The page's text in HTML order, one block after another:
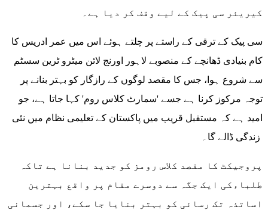
کیریئر سی پیک کے لیے وقف کر دیا ہے۔
کام بنیادی ڈھانچے کے منصوبے لاہور اورنج لائن میٹرو ٹرین سسٹم
سے شروع ہوا، جس کا مقصد لوگوں کے رازگار کو بہتر بنانے پر
توجہ مرکوز کرنا ہے جسے 'سمارٹ کلاس روم' کہا جاتا ہے، جو
امید ہے کہ مستقبل قریب میں پاکستان کے تعلیمی نظام میں نئی
طلباءکی ایک جگہ سے دوسرے مقام پر واقع بہترین
اساتذہ تک رسائی کو بہتر بنایا جا سکے، اور جسمانی